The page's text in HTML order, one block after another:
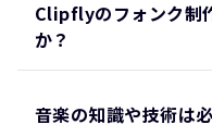
Clipflyのフォンク制
か？
音楽の知識や技術は